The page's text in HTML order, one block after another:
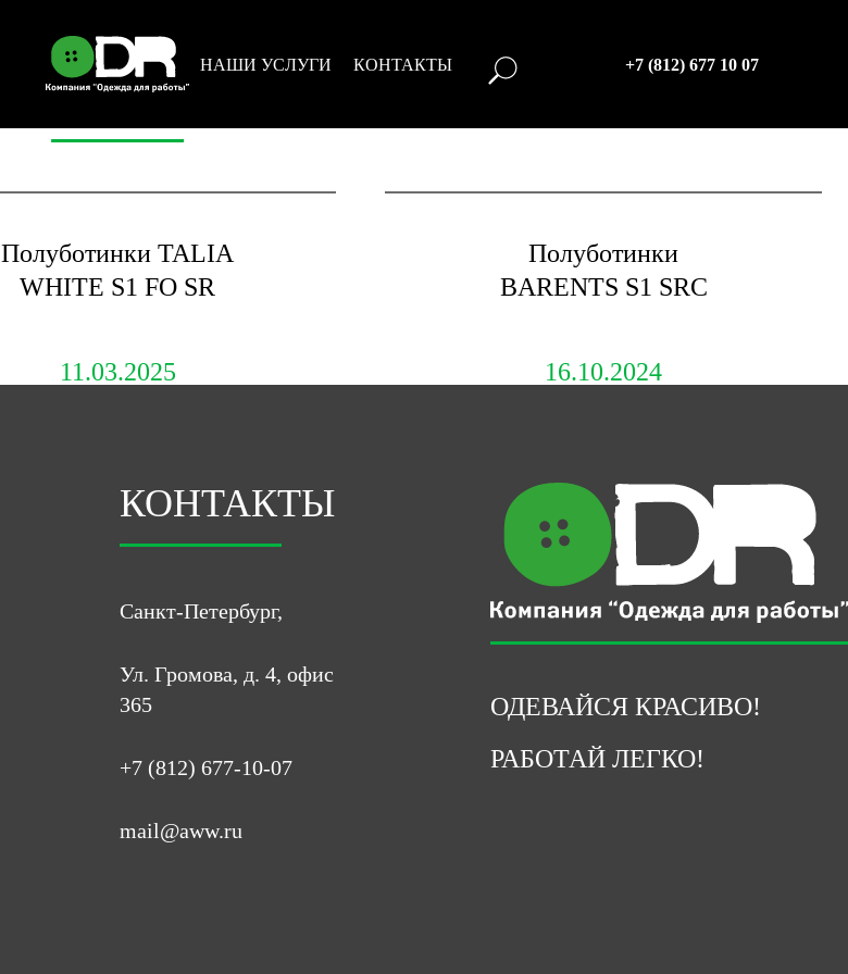
НАШИ УСЛУГИ КОНТАКТЫ +7 (812) 677 10 07
Полуботинки TALIA
WHITE S1 FO SR
11.03.2025
Полуботинки
BARENTS S1 SRC
16.10.2024
КОНТАКТЫ
Санкт-Петербург,
Ул. Громова, д. 4, офис
365
+7 (812) 677-10-07
mail@aww.ru
ОДЕВАЙСЯ КРАСИВО!
РАБОТАЙ ЛЕГКО!